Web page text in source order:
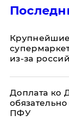
из-за
Доплата ко
ПФУ